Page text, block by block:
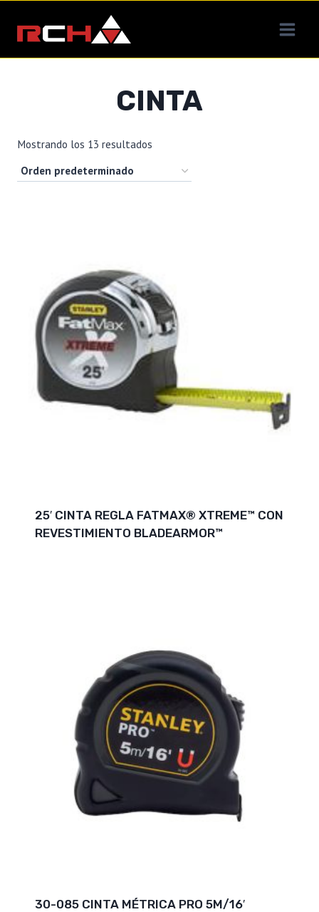
contenido
CINTA
Mostrando los 13 resultados
25′ CINTA REGLA FATMAX® XTREME™ CON
REVESTIMIENTO BLADEARMOR™
30-085 CINTA MÉTRICA PRO 5M/16′